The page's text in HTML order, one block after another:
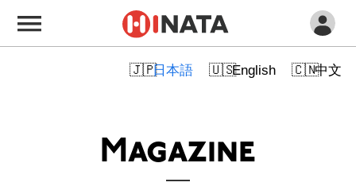
English
日本語 中文
Magazine